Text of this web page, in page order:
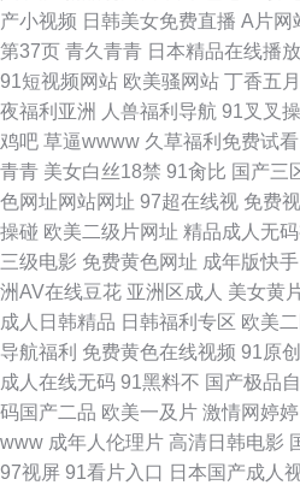
产小视频 日韩美女免费直播 A片网
第37页 青久青青 日本精品在线播放
91短视频网站 欧美骚网站 丁香五
夜福利亚洲
人兽福利导航 91叉叉
鸡吧 草逼wwww 久草福利免费试看
青青 美女白丝18禁 91肏比 国产三
色网址网站网址 97超在线视 免费
操碰 欧美二级片网址 精品成人无
三级电影 免费黄色网址 成年版快手
洲AV在线豆花 亚洲区成人 美女黄
成人日韩精品 日韩福利专区 欧美
导航福利 免费黄色在线视频 91原
成人在线无码 91黑料不 国产极品
码国产二品 欧美一及片 激情网婷婷
www 成年人伦理片 高清日韩电影
97视屏 91看片入口 日本国产成人